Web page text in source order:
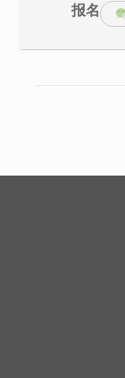
4.信息安全工程
5.信息安全标准
注册信息安全
Professional，
推出以来累计为
央和国家机关、
训及认证，为各
大提高了各单位
人员，具备了符
后的发展提供新
报名